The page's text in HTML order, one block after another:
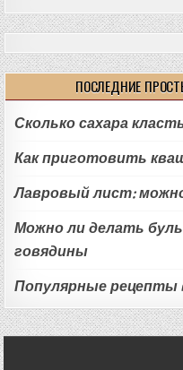
ПОСЛЕДНИЕ
Сколько сахара
Как приготовить
Лавровый лист:
Можно ли делать
говядины
Популярные рецепты